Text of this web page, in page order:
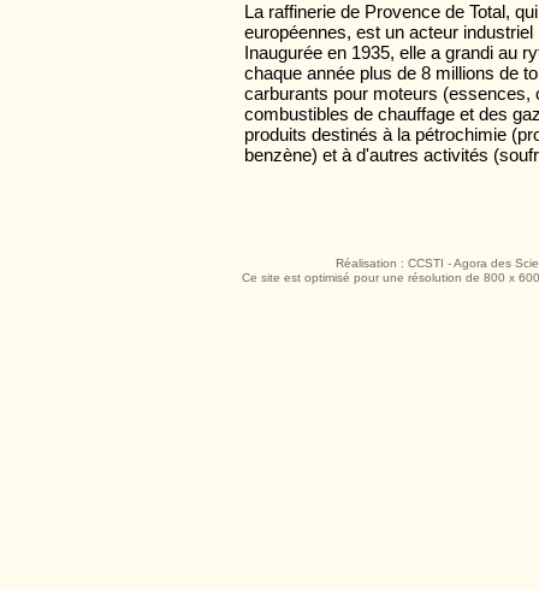
La raffinerie de Provence de Total,
européennes, est un acteur
Inaugurée en 1935, elle a grandi au
chaque année plus de 8 millions de
carburants pour moteurs (essences,
combustibles de chauffage et des
produits destinés à la pétrochimie
benzène) et à d'autres activités
Réalisation : CCSTI - Agora des
Ce site est optimisé pour une résolution de 800 x